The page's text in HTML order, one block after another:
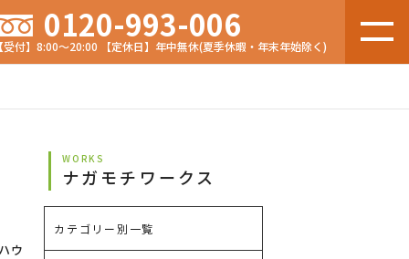
0120-993-006
受付】8:00～20:00 【定休日】年中無休(夏季休暇・年末年始除く)
ウ
WORKS
ナガモチワークス
カテゴリー別一覧